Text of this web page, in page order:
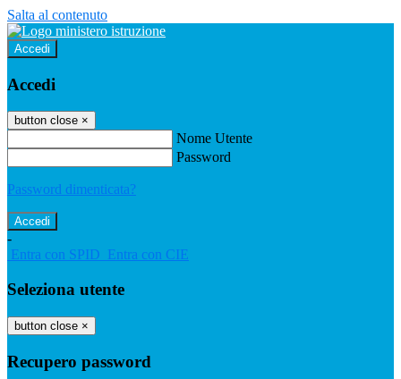
Salta al contenuto
Accedi
Accedi
button close ×
Nome Utente
Password
Password dimenticata?
-
Entra con SPID Entra con CIE
Seleziona utente
button close ×
Recupero password